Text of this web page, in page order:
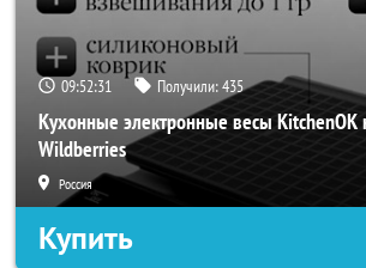
09:52:29 Получили:435
Кухонные электронные весы KitchenOK
Wildberries
Россия
Купить